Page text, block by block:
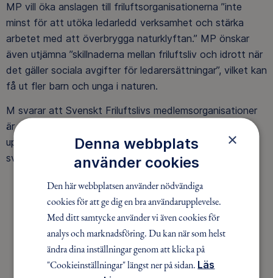
MP vill öka anslagen till friluftsorganisationerna ”inte
minst för att utöka ledarledd verksamhet och stärka
arbetet med att överbrygga naturklyftan.” MP önskar
även utjämna ”skillnaderna mellan friluftsliv och idrott när
det gäller sociala avgifter för ledarersättningar”, vilket kan
få ut fler barn och unga i naturen.
M svarar att Svenskt Friluftslivs medlemsorganisationer
är en betydande kunskapsbärare som behöver
uppmuntras för att i högre grad vara en tillgång för
svensk beredskap.
M och L beklagar att det
skurits ner på anslagen till
friluftslivet… det ska återställas
×
Denna webbplats
använder cookies
Den här webbplatsen använder nödvändiga
cookies för att ge dig en bra användarupplevelse.
Med ditt samtycke använder vi även cookies för
analys och marknadsföring. Du kan när som helst
ändra dina inställningar genom att klicka på
"Cookieinställningar" längst ner på sidan. Läs